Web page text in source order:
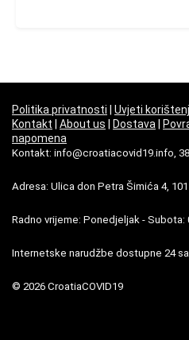
Politika privatnosti | Uvjeti
Kontakt | About us | Dostava |
napomena
Kontakt: info@croatiacovid19.info,
Adresa: Ulica don Petra Šimića 4,
Radno vrijeme: Ponedjeljak - Subota:
Internetske narudžbe dostupne 24
© 2026 CroatiaCOVID19